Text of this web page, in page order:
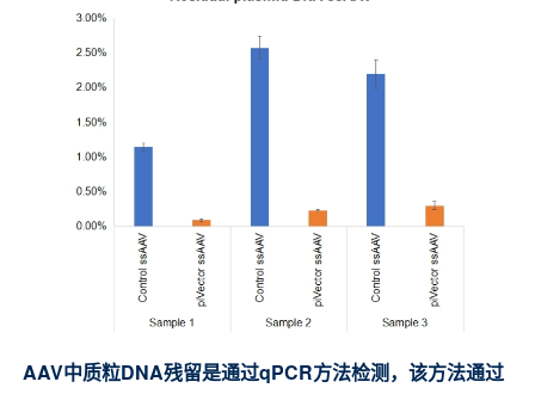
AAV中质粒DNA残留是通过qPCR方法检测，该方法通过